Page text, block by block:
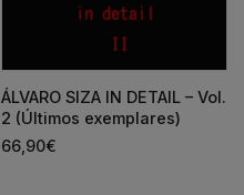
ÁLVARO SIZA IN DETAIL – Vol.
2 (Últimos exemplares)
66,90€